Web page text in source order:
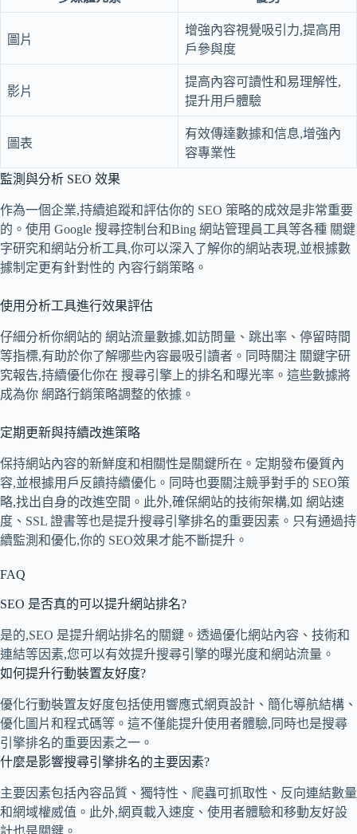
圖片
增強內容視覺吸引力,提高用
戶參與度
影片
提高內容可讀性和易理解性,
提升用戶體驗
圖表
有效傳達數據和信息,增強內
容專業性
監測與分析 SEO 效果
作為一個企業,持續追蹤和評估你的 SEO 策略的成效是非常重要
的。使用 Google 搜尋控制台和Bing 網站管理員工具等各種 關鍵
字研究和網站分析工具,你可以深入了解你的網站表現,並根據數
據制定更有針對性的 內容行銷策略。
使用分析工具進行效果評估
仔細分析你網站的 網站流量數據,如訪問量、跳出率、停留時間
等指標,有助於你了解哪些內容最吸引讀者。同時關注 關鍵字研
究報告,持續優化你在 搜尋引擎上的排名和曝光率。這些數據將
成為你 網路行銷策略調整的依據。
定期更新與持續改進策略
保持網站內容的新鮮度和相關性是關鍵所在。定期發布優質內
容,並根據用戶反饋持續優化。同時也要關注競爭對手的 SEO策
略,找出自身的改進空間。此外,確保網站的技術架構,如 網站速
度、SSL 證書等也是提升搜尋引擎排名的重要因素。只有通過持
續監測和優化,你的 SEO效果才能不斷提升。
FAQ
SEO 是否真的可以提升網站排名?
是的,SEO 是提升網站排名的關鍵。透過優化網站內容、技術和
連結等因素,您可以有效提升搜尋引擎的曝光度和網站流量。
如何提升行動裝置友好度?
優化行動裝置友好度包括使用響應式網頁設計、簡化導航結構、
優化圖片和程式碼等。這不僅能提升使用者體驗,同時也是搜尋
引擎排名的重要因素之一。
什麼是影響搜尋引擎排名的主要因素?
主要因素包括內容品質、獨特性、爬蟲可抓取性、反向連結數量
和網域權威值。此外,網頁載入速度、使用者體驗和移動友好設
計也是關鍵。